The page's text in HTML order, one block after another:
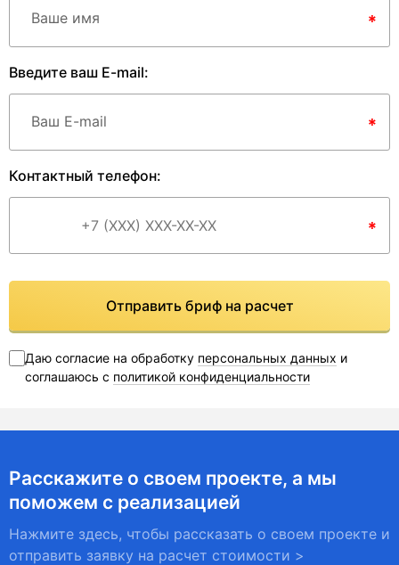
Ваше имя *
Введите ваш E-mail:
Ваш E-mail *
Контактный телефон:
*
Отправить бриф на расчет
Даю согласие на обработку персональных данных и
соглашаюсь с политикой конфиденциальности
Расскажите о своем проекте, а мы
поможем с реализацией
Нажмите здесь, чтобы рассказать о своем проекте и
отправить заявку на расчет стоимости >